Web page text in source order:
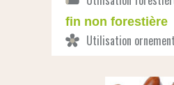
fin non forestière